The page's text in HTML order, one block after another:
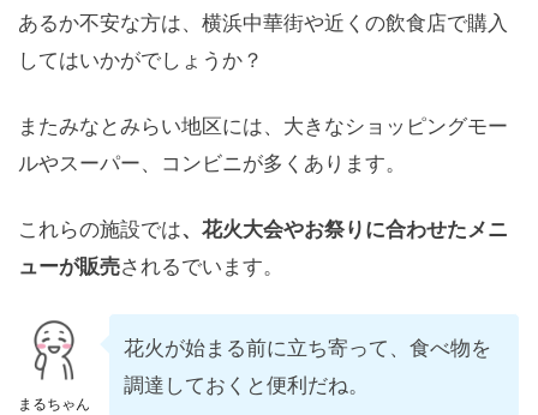
あるか不安な方は、横浜中華街や近くの飲食店で購入
してはいかがでしょうか？
またみなとみらい地区には、大きなショッピングモー
ルやスーパー、コンビニが多くあります。
これらの施設では、花火大会やお祭りに合わせたメニ
ューが販売されるでいます。
まるちゃん
花火が始まる前に立ち寄って、食べ物を
調達しておくと便利だね。